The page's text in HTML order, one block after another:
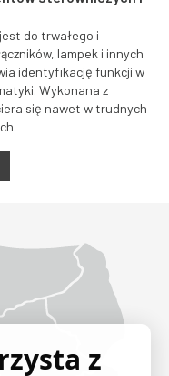
do trwałego i
lampek i innych
identyfikację funkcji w
Wykonana z
się nawet w trudnych
z